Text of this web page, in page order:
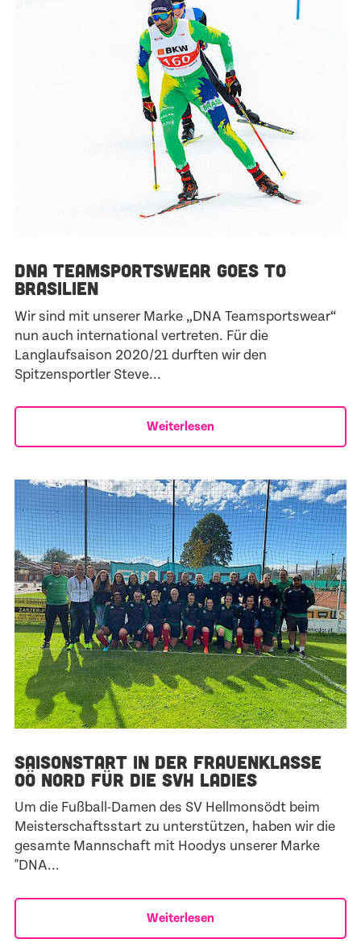
DNA TEAMSPORTSWEAR GOES TO
BRASILIEN
Wir sind mit unserer Marke „DNA Teamsportswear“
nun auch international vertreten. Für die
Langlaufsaison 2020/21 durften wir den
Spitzensportler Steve...
Weiterlesen
SAISONSTART IN DER FRAUENKLASSE
OÖ NORD FÜR DIE SVH LADIES
Um die Fußball-Damen des SV Hellmonsödt beim
Meisterschaftsstart zu unterstützen, haben wir die
gesamte Mannschaft mit Hoodys unserer Marke
"DNA...
Weiterlesen